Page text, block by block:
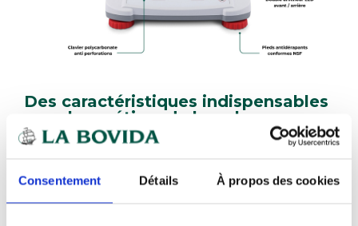
Consentement Détails À propos des cookies
Des caractéristiques indispensables
pour les métiers de bouche
Autonomie et alimentation
La balance Ohaus Valor 2000 est équipée d'une